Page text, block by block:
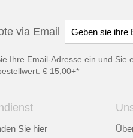
via Email
Ihre Email-Adresse ein und Sie
€ 15,00+*
Sie hier